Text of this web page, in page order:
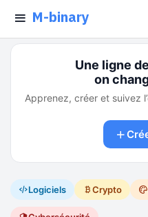
M-binary
Une ligne
on
Apprenez, créer et suivez
Logiciels Crypto